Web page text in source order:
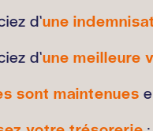
d’une
d’une meilleure
sont maintenues